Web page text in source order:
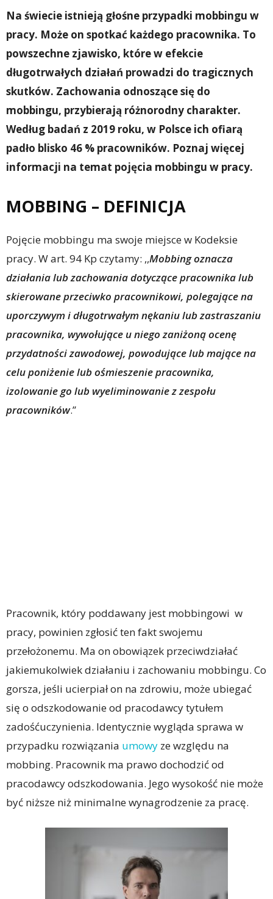
Na świecie istnieją głośne przypadki mobbingu w
pracy. Może on spotkać każdego pracownika. To
powszechne zjawisko, które w efekcie
długotrwałych działań prowadzi do tragicznych
skutków. Zachowania odnoszące się do
mobbingu, przybierają różnorodny charakter.
Według badań z 2019 roku, w Polsce ich ofiarą
padło blisko 46 % pracowników. Poznaj więcej
informacji na temat pojęcia mobbingu w pracy.
MOBBING – DEFINICJA
Pojęcie mobbingu ma swoje miejsce w Kodeksie
pracy. W art. 94 Kp czytamy: ,,Mobbing oznacza
działania lub zachowania dotyczące pracownika lub
skierowane przeciwko pracownikowi, polegające na
uporczywym i długotrwałym nękaniu lub zastraszaniu
pracownika, wywołujące u niego zaniżoną ocenę
przydatności zawodowej, powodujące lub mające na
celu poniżenie lub ośmieszenie pracownika,
izolowanie go lub wyeliminowanie z zespołu
pracowników.’’
Pracownik, który poddawany jest mobbingowi w
pracy, powinien zgłosić ten fakt swojemu
przełożonemu. Ma on obowiązek przeciwdziałać
jakiemukolwiek działaniu i zachowaniu mobbingu. Co
gorsza, jeśli ucierpiał on na zdrowiu, może ubiegać
się o odszkodowanie od pracodawcy tytułem
zadośćuczynienia. Identycznie wygląda sprawa w
przypadku rozwiązania umowy ze względu na
mobbing. Pracownik ma prawo dochodzić od
pracodawcy odszkodowania. Jego wysokość nie może
być niższe niż minimalne wynagrodzenie za pracę.